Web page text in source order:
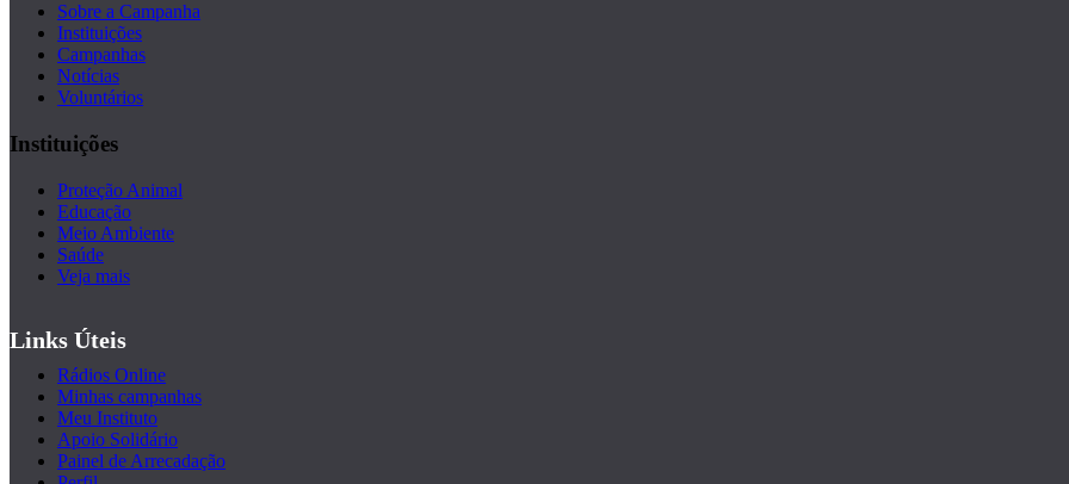
Sobre a Campanha
Instituições
Campanhas
Notícias
Voluntários
Instituições
Proteção Animal
Educação
Meio Ambiente
Saúde
Veja mais
Links Úteis
Rádios Online
Minhas campanhas
Meu Instituto
Apoio Solidário
Painel de Arrecadação